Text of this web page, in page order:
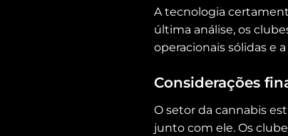
A tecnologia
última análise, os
operacionais sólidas e
Considerações
O setor da cannabis
junto com ele. Os